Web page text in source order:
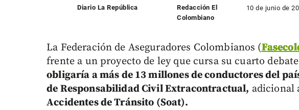
Diario La República
Redacción El
Colombiano
10 de junio de
La Federación de Aseguradores Colombianos (
frente a un proyecto de ley que cursa su cuarto
obligaría a más de 13 millones de conductores del
de Responsabilidad Civil Extracontractual, adicional
Accidentes de Tránsito (Soat).